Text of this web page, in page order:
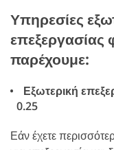
Υπηρεσίες
παρέχουμε:
Εξωτερική
0.25
Εάν έχετε